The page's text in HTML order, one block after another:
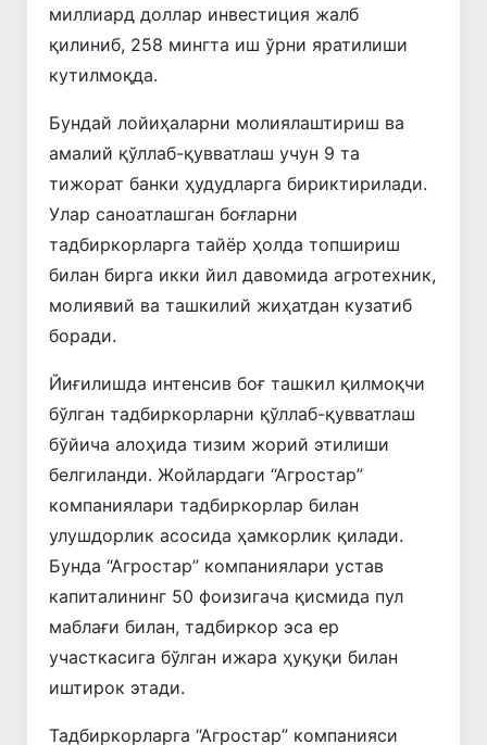
миллиард доллар инвестиция жалб
қилиниб, 258 мингта иш ўрни яратилиши
кутилмоқда.
Бундай лойиҳаларни молиялаштириш ва
амалий қўллаб-қувватлаш учун 9 та
тижорат банки ҳудудларга бириктирилади.
Улар саноатлашган боғларни
тадбиркорларга тайёр ҳолда топшириш
билан бирга икки йил давомида агротехник,
молиявий ва ташкилий жиҳатдан кузатиб
боради.
Йиғилишда интенсив боғ ташкил қилмоқчи
бўлган тадбиркорларни қўллаб-қувватлаш
бўйича алоҳида тизим жорий этилиши
белгиланди. Жойлардаги “Агростар”
компаниялари тадбиркорлар билан
улушдорлик асосида ҳамкорлик қилади.
Бунда “Агростар” компаниялари устав
капиталининг 50 фоизигача қисмида пул
маблағи билан, тадбиркор эса ер
участкасига бўлган ижара ҳуқуқи билан
иштирок этади.
Тадбиркорларга “Агростар” компанияси